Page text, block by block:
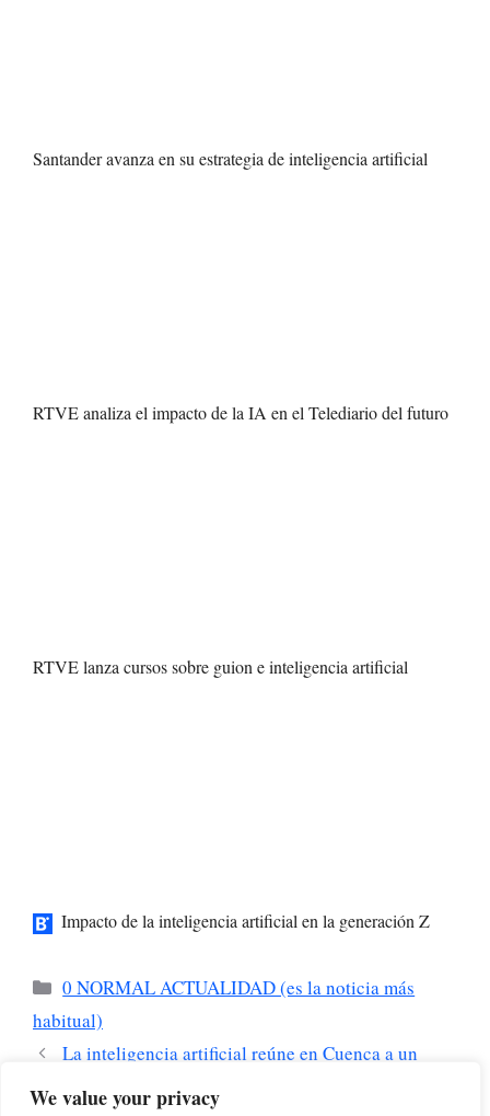
We value your privacy
Santander avanza en su estrategia de inteligencia artificial
RTVE analiza el impacto de la IA en el Telediario del futuro
RTVE lanza cursos sobre guion e inteligencia artificial
Impacto de la inteligencia artificial en la generación Z
Categorías
0 NORMAL ACTUALIDAD (es la noticia más
habitual)
La inteligencia artificial reúne en Cuenca a un
centenar de empresarios y expertos tecnológicos